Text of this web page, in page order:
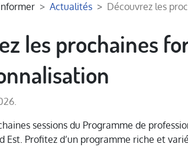
Actualités Découvrez les
les prochaines
sessions du Programme de
Est. Profitez d’un programme riche et